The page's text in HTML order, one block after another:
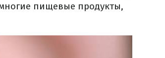
пищевые продукты,